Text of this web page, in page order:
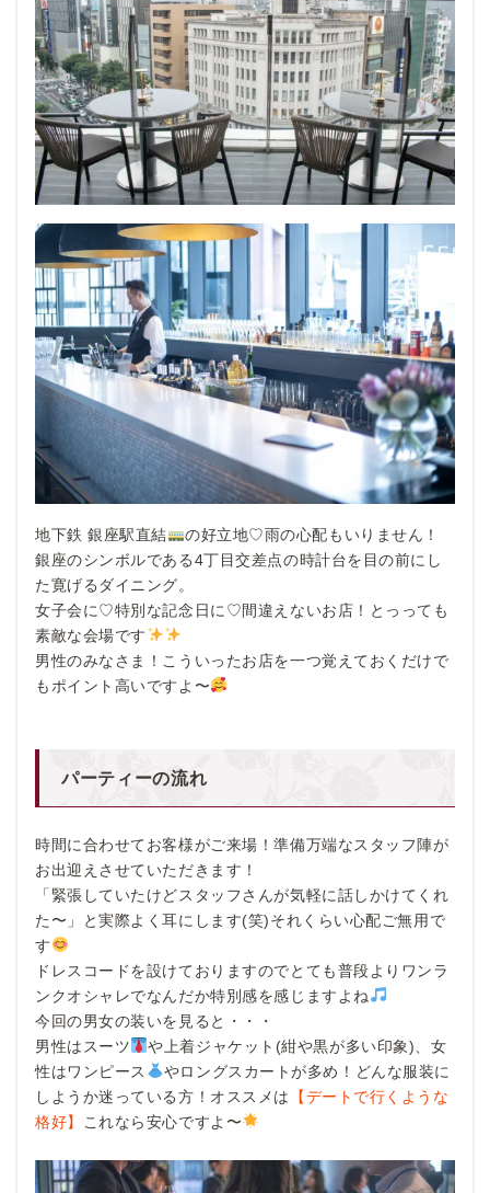
地下鉄 銀座駅直結
の好立地♡雨の心配もいりません！
銀座のシンボルである4丁目交差点の時計台を目の前にし
た寛げるダイニング。
女子会に♡特別な記念日に♡間違えないお店！とっっても
素敵な会場です
男性のみなさま！こういったお店を一つ覚えておくだけで
もポイント高いですよ〜
パーティーの流れ
時間に合わせてお客様がご来場！準備万端なスタッフ陣が
お出迎えさせていただきます！
「緊張していたけどスタッフさんが気軽に話しかけてくれ
た〜」と実際よく耳にします(笑)それくらい心配ご無用で
す
ドレスコードを設けておりますのでとても普段よりワンラ
ンクオシャレでなんだか特別感を感じますよね
今回の男女の装いを見ると・・・
男性はスーツ
や上着ジャケット(紺や黒が多い印象)、女
性はワンピース
やロングスカートが多め！どんな服装に
しようか迷っている方！オススメは
【デートで行くような
格好】
これなら安心ですよ〜